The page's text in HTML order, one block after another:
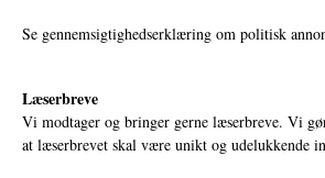
Se gennemsigtighedserklæring om politisk
Læserbreve
Vi modtager og bringer gerne læserbreve. Vi
at læserbrevet skal være unikt og udelukkende